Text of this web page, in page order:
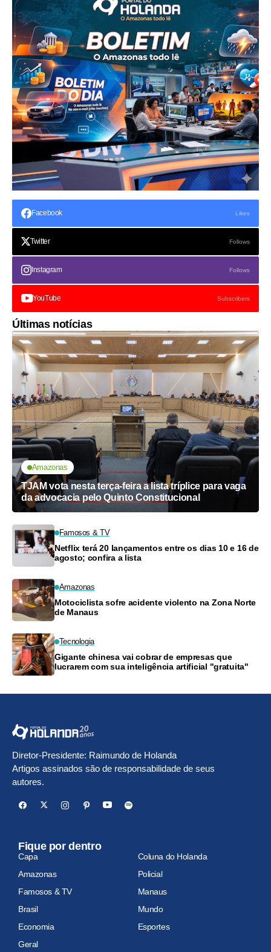
Facebook Likes
Twitter Follows
Instagram Follows
YouTube Subscribers
Últimas notícias
Amazonas
TJAM vota nesta terça-feira a lista tríplice para vaga
da advocacia pelo Quinto Constitucional
Famosos & TV
Netflix terá 20 lançamentos entre os dias 10 e 16 de
agosto; confira a lista
Amazonas
Motociclista sofre acidente violento na Zona Norte
de Manaus
Tecnologia
Gigante chinesa vai cobrar de empresas que
lucrarem com sua inteligência artificial "gratuita"
Diretor-Presidente: Raimundo de Holanda
Artigos assinados são de responsabilidade de seus
autores.
Fique por dentro
Capa
Coluna do Holanda
Amazonas
Policial
Famosos & TV
Manaus
Brasil
Mundo
Economia
Esportes
Geral